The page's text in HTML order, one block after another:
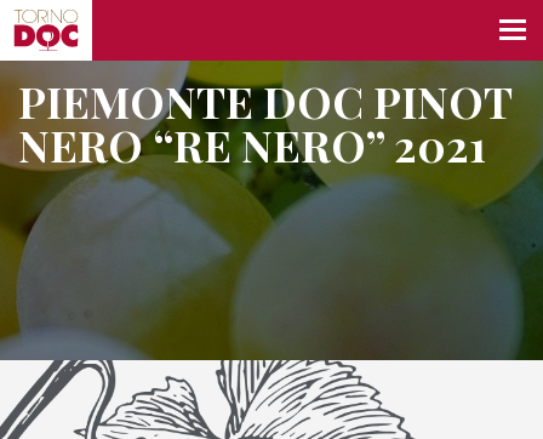
PIEMONTE DOC PINOT
NERO “RE NERO” 2021